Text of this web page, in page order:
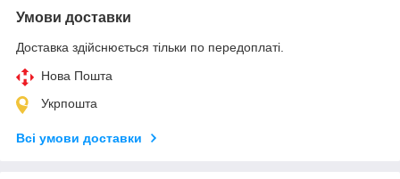
Умови доставки
Доставка здійснюється тільки по передоплаті.
Нова Пошта
Укрпошта
Всі умови доставки